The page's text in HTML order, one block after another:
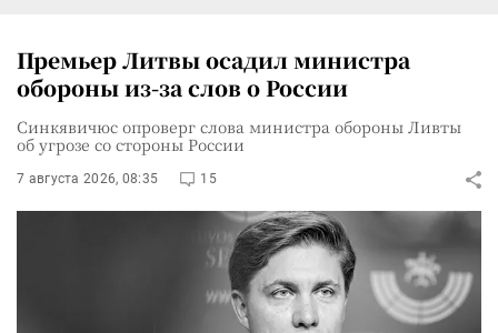
Премьер Литвы осадил министра
обороны из-за слов о России
Синкявичюс опроверг слова министра обороны Ливты
об угрозе со стороны России
7 августа 2026, 08:35 15